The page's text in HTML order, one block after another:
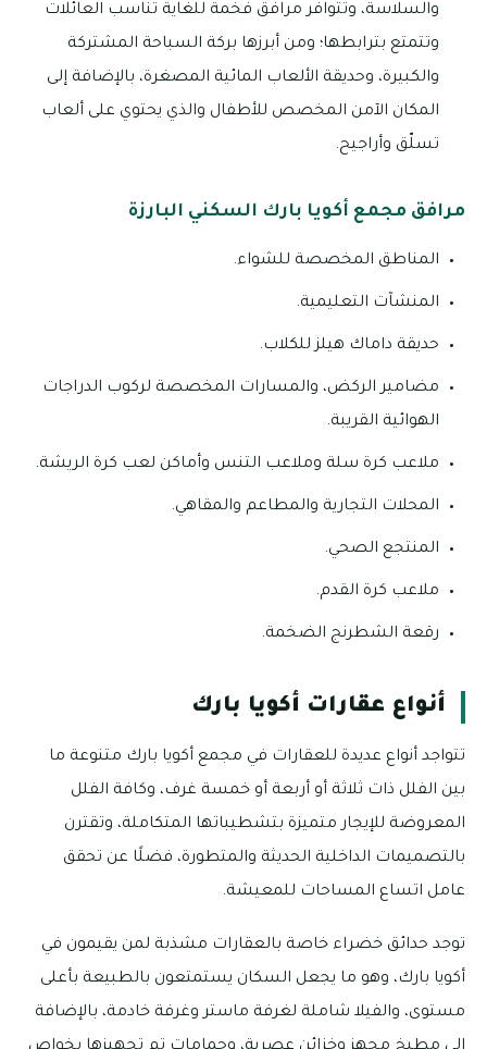
والسلاسة، وتتوافر مرافق فخمة للغاية تناسب العائلات
وتتمتع بترابطها؛ ومن أبرزها بركة السباحة المشتركة
والكبيرة، وحديقة الألعاب المائية المصغرة، بالإضافة إلى
المكان الآمن المخصص للأطفال والذي يحتوي على ألعاب
تسلّق وأراجيح.
مرافق مجمع أكويا بارك السكني البارزة
المناطق المخصصة للشواء.
المنشآت التعليمية.
حديقة داماك هيلز للكلاب.
مضامير الركض، والمسارات المخصصة لركوب الدراجات
الهوائية القريبة.
ملاعب كرة سلة وملاعب التنس وأماكن لعب كرة الريشة.
المحلات التجارية والمطاعم والمقاهي.
المنتجع الصحي.
ملاعب كرة القدم.
رقعة الشطرنج الضخمة.
أنواع عقارات أكويا بارك
تتواجد أنواع عديدة للعقارات في مجمع أكويا بارك متنوعة ما
بين الفلل ذات ثلاثة أو أربعة أو خمسة غرف، وكافة الفلل
المعروضة للإيجار متميزة بتشطيباتها المتكاملة، وتقترن
بالتصميمات الداخلية الحديثة والمتطورة، فضلًا عن تحقق
عامل اتساع المساحات للمعيشة.
توجد حدائق خضراء خاصة بالعقارات مشذبة لمن يقيمون في
أكويا بارك، وهو ما يجعل السكان يستمتعون بالطبيعة بأعلى
مستوى، والفيلا شاملة لغرفة ماستر وغرفة خادمة، بالإضافة